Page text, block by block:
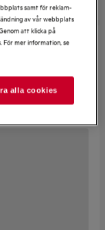
samt för reklam-
av vår webbplats
att klicka på
För mer information, se
alla cookies